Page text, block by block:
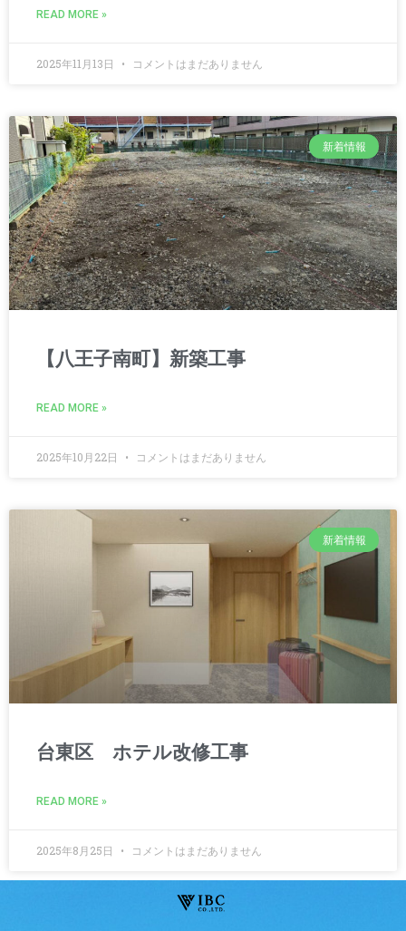
READ MORE »
2025年11月13日 コメントはまだありません
新着情報
【八王子南町】新築工事
READ MORE »
2025年10月22日 コメントはまだありません
新着情報
台東区 ホテル改修工事
READ MORE »
2025年8月25日 コメントはまだありません